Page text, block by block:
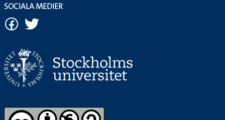
SOCIALA MEDIER